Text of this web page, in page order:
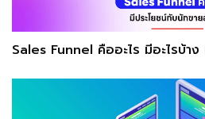
Sales Funnel คืออะไร มีอะไรบ้า